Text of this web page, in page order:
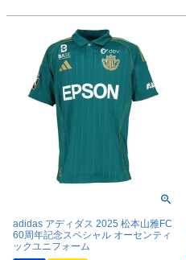
adidas アディダス 2025 松本山雅FC
60周年記念スペシャル オーセンティ
ックユニフォーム